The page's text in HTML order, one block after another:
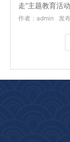
走”主题教育活
作者：admin 发